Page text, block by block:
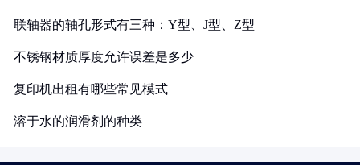
联轴器的轴孔形式有三种：Y型、J型、Z型
不锈钢材质厚度允许误差是多少
复印机出租有哪些常见模式
溶于水的润滑剂的种类